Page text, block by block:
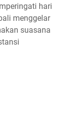
hari
menggelar
suasana